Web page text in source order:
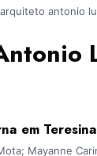
arquiteto antonio
em
Mayanne